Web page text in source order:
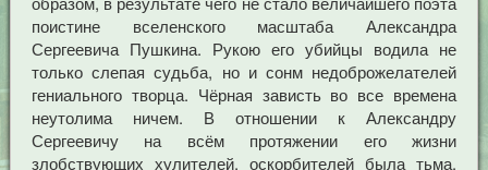
поистине вселенского масштаба Александра
Сергеевича Пушкина. Рукою его убийцы водила не
только слепая судьба, но и сонм недоброжелателей
гениального творца. Чёрная зависть во все времена
неутолима ничем. В отношении к Александру
Сергеевичу на всём протяжении его жизни
злобствующих хулителей, оскорбителей была тьма.